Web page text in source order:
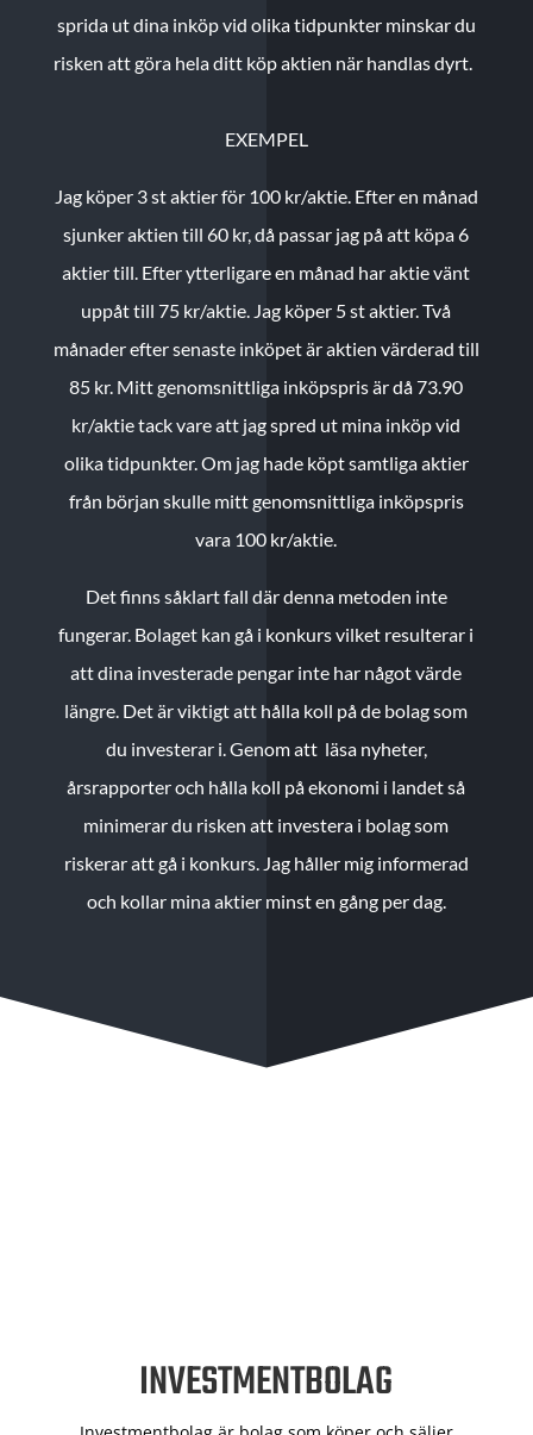
sprida ut dina inköp vid olika tidpunkter minskar du
risken att göra hela ditt köp aktien när handlas dyrt.
EXEMPEL
Jag köper 3 st aktier för 100 kr/aktie. Efter en månad
sjunker aktien till 60 kr, då passar jag på att köpa 6
aktier till. Efter ytterligare en månad har aktie vänt
uppåt till 75 kr/aktie. Jag köper 5 st aktier.Två
månader efter senaste inköpet är aktien värderad till
85 kr. Mitt genomsnittliga inköpspris är då 73.90
kr/aktie tack vare att jag spred ut mina inköp vid
olika tidpunkter. Om jag hade köpt samtliga aktier
från början skulle mitt genomsnittliga inköpspris
vara 100 kr/aktie.
Det finns såklart fall där denna metoden inte
fungerar. Bolaget kan gå i konkurs vilket resulterar i
att dina investerade pengar inte har något värde
längre. Det är viktigt att hålla koll på de bolag som
du investerar i. Genom att läsa nyheter,
årsrapporter och hålla koll på ekonomi i landet så
minimerar du risken att investera i bolag som
riskerar att gå i konkurs. Jag håller mig informerad
och kollar mina aktier minst en gång per dag.
INVESTMENTBOLAG